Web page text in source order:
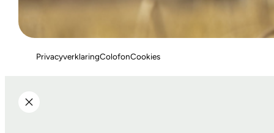
PrivacyverklaringColofonCookies